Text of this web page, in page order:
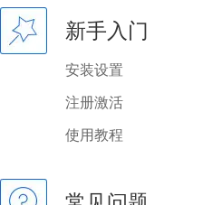
新手入门
安装设置
注册激活
使用教程